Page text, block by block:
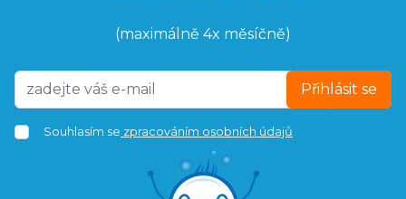
(maximálně 4x měsíčně)
Přihlásit se
Souhlasím se zpracováním osobních údajů